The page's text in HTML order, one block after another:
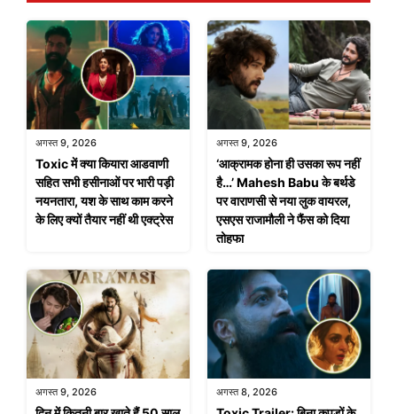
अगस्त 9, 2026
Toxic में क्या कियारा आडवाणी
सहित सभी हसीनाओं पर भारी पड़ी
नयनतारा, यश के साथ काम करने
के लिए क्यों तैयार नहीं थी एक्ट्रेस
अगस्त 9, 2026
‘आक्रामक होना ही उसका रूप नहीं
है…’ Mahesh Babu के बर्थडे
पर वाराणसी से नया लुक वायरल,
एसएस राजामौली ने फैंस को दिया
तोहफा
अगस्त 9, 2026 अगस्त 8, 2026